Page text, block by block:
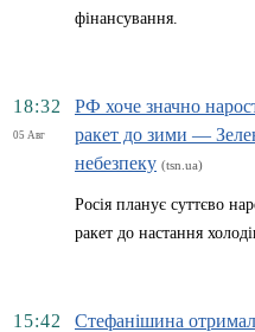
фінансування.
18:32
05 Авг
РФ хоче значно
ракет до зими —
небезпеку (tsn.ua)
Росія планує суттєво
ракет до настання
15:42
Стефанішина